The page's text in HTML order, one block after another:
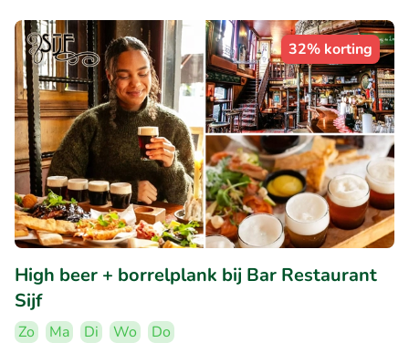
32% korting
High beer + borrelplank bij Bar Restaurant
Sijf
Zo Ma Di Wo
Do